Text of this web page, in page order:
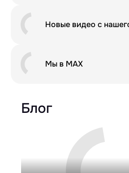
Новые видео с
Мы в MAX
Блог